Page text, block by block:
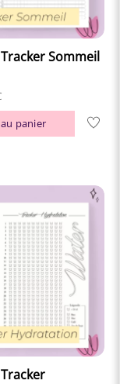
Sommeil
panier